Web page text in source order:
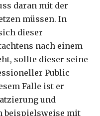
daran mit der
müssen. In
dieser
nach einem
sollte dieser seine
Public
Falle ist er
und
beispielsweise mit